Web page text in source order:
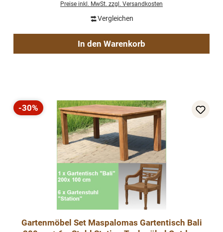
Preise inkl. MwSt. zzgl. Versandkosten
Vergleichen
In den Warenkorb
Rabatt
-30%
Gartenmöbel Set Maspalomas Gartentisch Bali